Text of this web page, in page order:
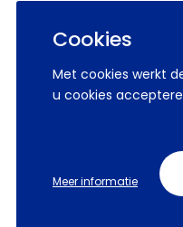
Cookies
Met cookies werkt
u cookies
Meer informatie
© 2026 AWVN
Volg ons op: